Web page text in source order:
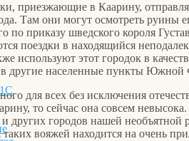
приезжающие в Каарину,
Там они могут осмотреть руины
по приказу шведского короля
поездки в находящийся
используют этот городок в
в другие населенные пункты
для всех без исключения
то сейчас она совсем
и других городов нашей
вояжей находится на очень